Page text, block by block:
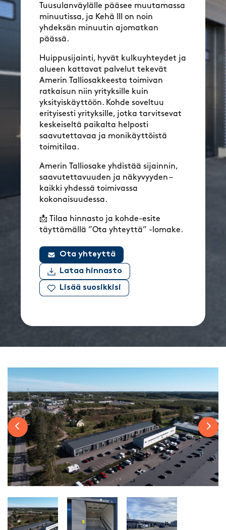
Tuusulanväylälle pääsee muutamassa
minuutissa, ja Kehä III on noin
yhdeksän minuutin ajomatkan
päässä.
Huippusijainti, hyvät kulkuyhteydet ja
alueen kattavat palvelut tekevät
Amerin Talliosakkeesta toimivan
ratkaisun niin yrityksille kuin
yksityiskäyttöön. Kohde soveltuu
erityisesti yrityksille, jotka tarvitsevat
keskeiseltä paikalta helposti
saavutettavaa ja monikäyttöistä
toimitilaa.
Amerin Talliosake yhdistää sijainnin,
saavutettavuuden ja näkyvyyden –
kaikki yhdessä toimivassa
kokonaisuudessa.
📩 Tilaa hinnasto ja kohde-esite
täyttämällä ”Ota yhteyttä” -lomake.
Ota yhteyttä
Lataa hinnasto
Lisää suosikkisi
Previous slide Next